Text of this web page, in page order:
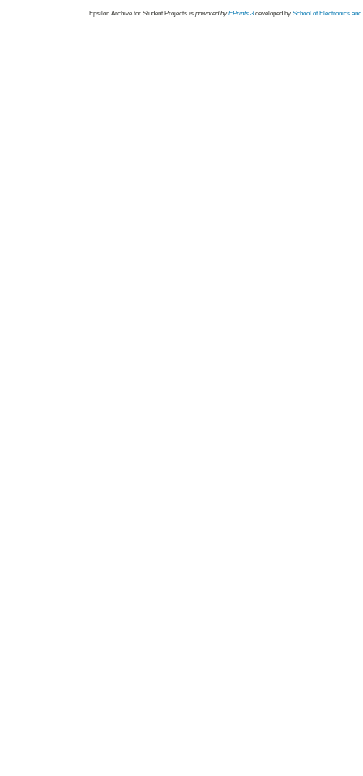
Epsilon Archive for Student Projects is powored byEPrints 3 developed by School of Electronics